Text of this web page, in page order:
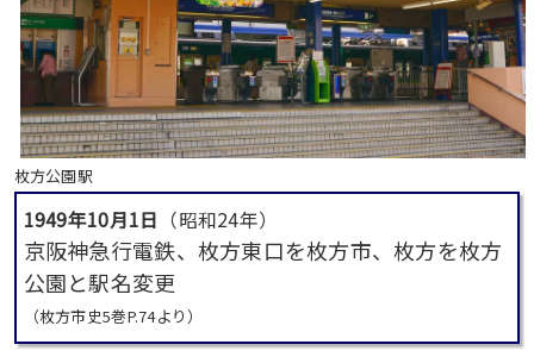
枚方公園駅
1949年10月1日 （昭和24年）
京阪神急行電鉄、枚方東口を枚方市、枚方を枚方
公園と駅名変更
（枚方市史5巻P.74より）